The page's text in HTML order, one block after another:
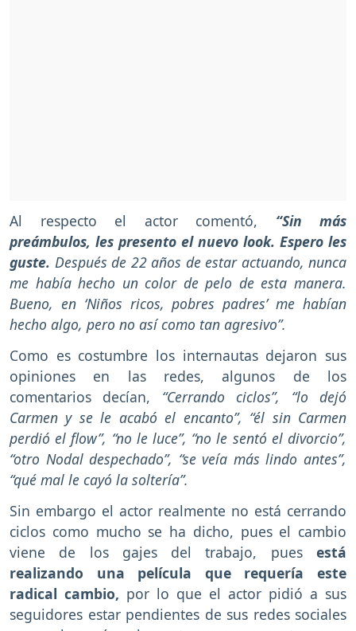
Al respecto el actor comentó, “Sin más
preámbulos, les presento el nuevo look. Espero les
guste. Después de 22 años de estar actuando, nunca
me había hecho un color de pelo de esta manera.
Bueno, en ‘Niños ricos, pobres padres’ me habían
hecho algo, pero no así como tan agresivo”.
Como es costumbre los internautas dejaron sus
opiniones en las redes, algunos de los
comentarios decían, “Cerrando ciclos”, “lo dejó
Carmen y se le acabó el encanto”, “él sin Carmen
perdió el flow”, “no le luce”, “no le sentó el divorcio”,
“otro Nodal despechado”, “se veía más lindo antes”,
“qué mal le cayó la soltería”.
Sin embargo el actor realmente no está cerrando
ciclos como mucho se ha dicho, pues el cambio
viene de los gajes del trabajo, pues está
realizando una película que requería este
radical cambio, por lo que el actor pidió a sus
seguidores estar pendientes de sus redes sociales